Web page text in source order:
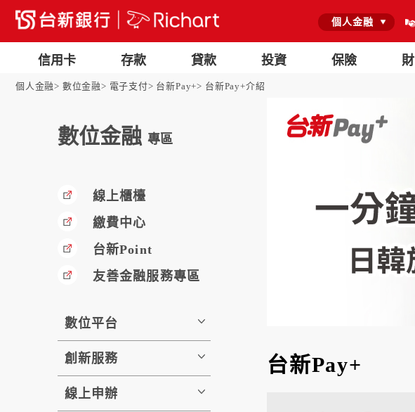
信用卡 存款 貸款 投資 保險
個人金融
個人金融 數位金融 電子支付 台新Pay+ 台新Pay+介紹
數位金融 專區
線上櫃檯
繳費中心
台新Point
友善金融服務專區
數位平台
創新服務
線上申辦
台新Pay+